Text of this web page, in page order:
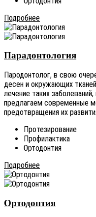
Подробнее
Парадонтология
Пародонтолог, в свою
десен и окружающих
лечение таких
предлагаем современные
предотвращения их
Протезирование
Профилактика
Ортодонтия
Подробнее
Ортодонтия